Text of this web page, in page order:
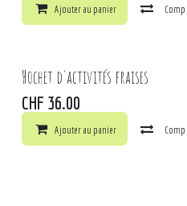
Ajouter au panier
Hochet d'activités fraises
CHF 36.00
Ajouter au panier